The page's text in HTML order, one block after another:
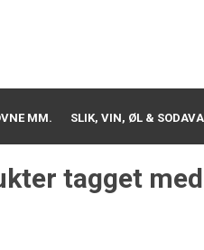
MM. SLIK, VIN, ØL &
tagget